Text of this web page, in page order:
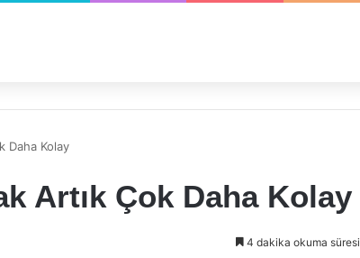
Daha Kolay
Artık Çok Daha Kolay
4 dakika okuma süresi